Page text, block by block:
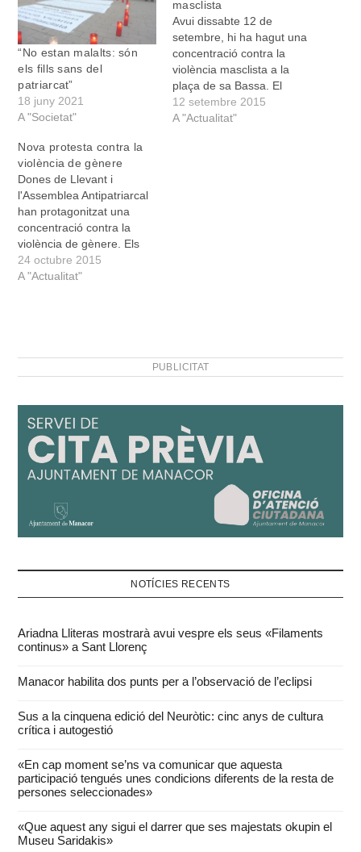
“No estan malalts: són
els fills sans del
patriarcat”
18 juny 2021
A "Societat"
masclista
Avui dissabte 12 de
setembre, hi ha hagut una
concentració contra la
violència masclista a la
plaça de sa Bassa. El
Col.lectiu de Dones de
Llevant i l'Assemblea
12 setembre 2015
A "Actualitat"
Nova protesta contra la
violència de gènere
Dones de Llevant i
l'Assemblea Antipatriarcal
han protagonitzat una
concentració contra la
violència de gènere. Els
dos col·lectius s'han reunit
avui a Sa Bassa per
Tenerife. Noves
informacions revelen que
havia…
24 octubre 2015
A "Actualitat"
PUBLICITAT
NOTÍCIES RECENTS
Ariadna Lliteras mostrarà avui vespre els seus «Filaments
continus» a Sant Llorenç
Manacor habilita dos punts per a l’observació de l’eclipsi
Sus a la cinquena edició del Neuròtic: cinc anys de cultura
crítica i autogestió
«En cap moment se’ns va comunicar que aquesta
participació tengués unes condicions diferents de la resta de
persones seleccionades»
«Que aquest any sigui el darrer que ses majestats okupin el
Museu Saridakis»